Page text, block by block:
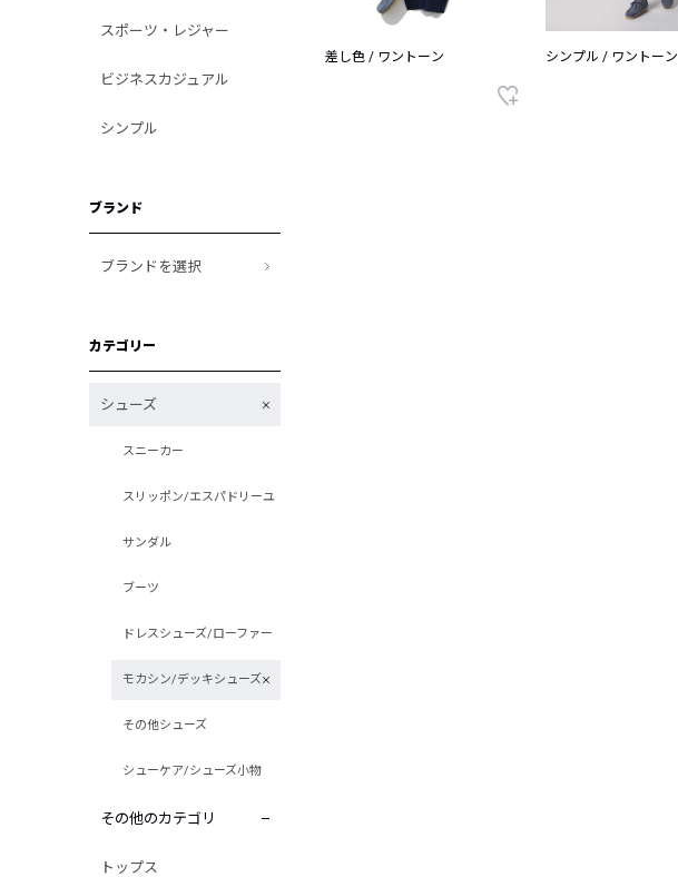
スポーツ・レジャー
ビジネスカジュアル
シンプル
ブランド
ブランドを選択
カテゴリー
シューズ
スニーカー
スリッポン/エスパドリーユ
サンダル
ブーツ
ドレスシューズ/ローファー
モカシン/デッキシューズ
その他シューズ
シューケア/シューズ小物
その他のカテゴリ
トップス
差し色 / ワントーン シンプル / ワントーン